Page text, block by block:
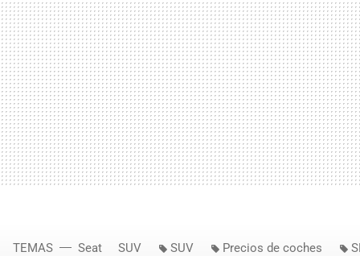
TEMAS Seat SUV SUV Precios de coches